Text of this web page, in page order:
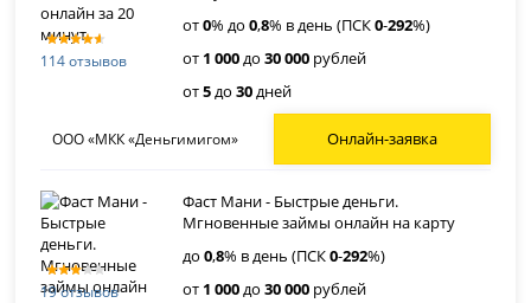
114 отзывов
от0% до0,8% в день (ПСК0-292%)
от 1 000до30 000 рублей
от5до30дней
ООО «МКК «Деньгимигом» Онлайн-заявка
19 отзывов
Фаст Мани - Быстрые деньги.
Мгновенные займы онлайн на карту
до0,8% в день (ПСК0-292%)
от 1 000до30 000 рублей